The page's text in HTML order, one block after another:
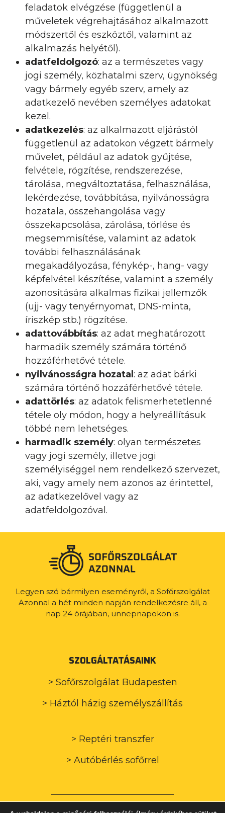
feladatok elvégzése (függetlenül a
műveletek végrehajtásához alkalmazott
módszertől és eszköztől, valamint az
alkalmazás helyétől).
adatfeldolgozó: az a természetes vagy
jogi személy, közhatalmi szerv, ügynökség
vagy bármely egyéb szerv, amely az
adatkezelő nevében személyes adatokat
kezel.
adatkezelés: az alkalmazott eljárástól
függetlenül az adatokon végzett bármely
művelet, például az adatok gyűjtése,
felvétele, rögzítése, rendszerezése,
tárolása, megváltoztatása, felhasználása,
lekérdezése, továbbítása, nyilvánosságra
hozatala, összehangolása vagy
összekapcsolása, zárolása, törlése és
megsemmisítése, valamint az adatok
további felhasználásának
megakadályozása, fénykép-, hang- vagy
képfelvétel készítése, valamint a személy
azonosítására alkalmas fizikai jellemzők
(ujj- vagy tenyérnyomat, DNS-minta,
íriszkép stb.) rögzítése.
adattovábbítás: az adat meghatározott
harmadik személy számára történő
hozzáférhetővé tétele.
nyilvánosságra hozatal : az adat bárki
számára történő hozzáférhetővé tétele.
adattörlés: az adatok felismerhetetlenné
tétele oly módon, hogy a helyreállításuk
többé nem lehetséges.
harmadik személy: olyan természetes
vagy jogi személy, illetve jogi
személyiséggel nem rendelkező szervezet,
aki, vagy amely nem azonos az érintettel,
az adatkezelővel vagy az
adatfeldolgozóval.
Legyen szó bármilyen eseményről, a Sofőrszolgálat
Azonnal a hét minden napján rendelkezésre áll, a
nap 24 órájában, ünnepnapokon is.
SZOLGÁLTATÁSAINK
> Sofőrszolgálat Budapesten
> Háztól házig személyszállítás
> Reptéri transzfer
> Autóbérlés sofőrrel